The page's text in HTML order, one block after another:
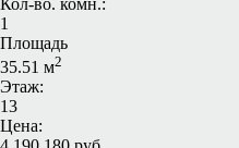
1
Площадь
35.51 м2
Этаж:
13
Цена: